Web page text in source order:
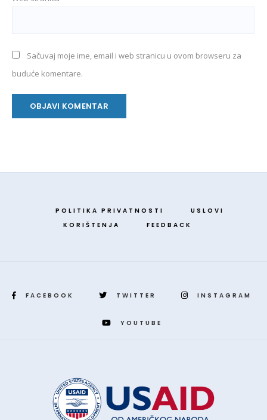
Sačuvaj moje ime, email i web stranicu u ovom browseru za
buduće komentare.
POLITIKA PRIVATNOSTI
USLOVI
KORIŠTENJA
FEEDBACK
FACEBOOK TWITTER INSTAGRAM
YOUTUBE